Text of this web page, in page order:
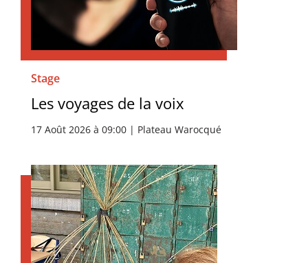
Stage
Les voyages de la voix
17 Août 2026 à 09:00 | Plateau Warocqué